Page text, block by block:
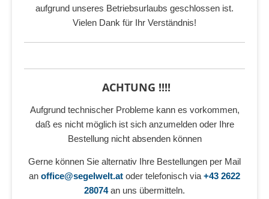
aufgrund unseres Betriebsurlaubs geschlossen ist.
Vielen Dank für Ihr Verständnis!
ACHTUNG !!!!
Aufgrund technischer Probleme kann es vorkommen,
daß es nicht möglich ist sich anzumelden oder Ihre
Bestellung nicht absenden können
Gerne können Sie alternativ Ihre Bestellungen per Mail
an office@segelwelt.at oder telefonisch via +43 2622
28074an uns übermitteln.